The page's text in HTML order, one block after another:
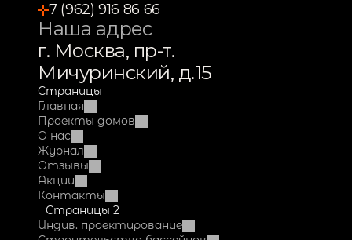
7 (962) 916 86 66
Наша адрес
г. Москва, пр-т.
Мичуринский, д.15
Страницы
Главная
Проекты домов
О нас
Журнал
Отзывы
Акции
Контакты
Страницы 2
Индив. проектирование